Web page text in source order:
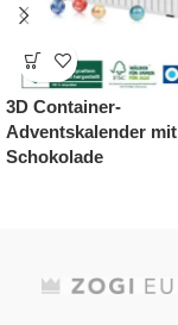
Ritter Sport Wand-
Adventskalender